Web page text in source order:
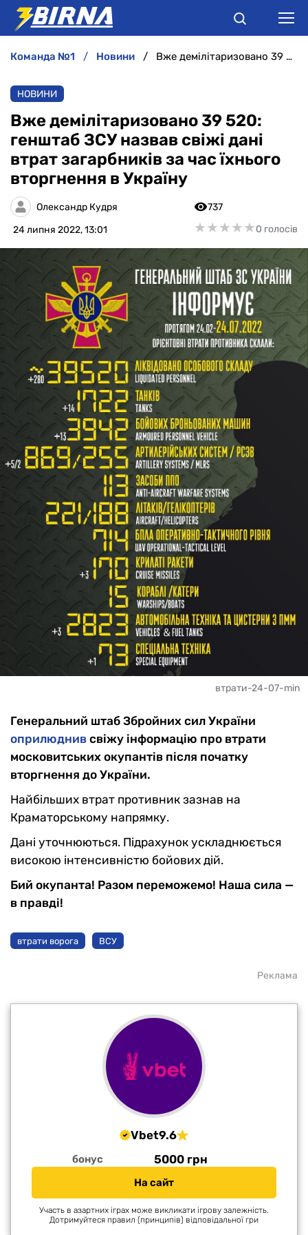
АНАЛІТИКА
ІНТЕРВ'Ю
РІЗНЕ
БУКМЕКЕРИ
команда №1 новини Вже демілітаризовано 39 520: генштаб ЗСУ назвав свіжі дані втрат загарбників за час їхнього вторгнення в Україну
НОВИНИ
Вже демілітаризовано 39 520:
генштаб ЗСУ назвав свіжі дані
втрат загарбників за час їхнього
вторгнення в Україну
Олександр Кудря
24 липня 2022, 13:01
737
★★★★★
★★★★★0 голосів
втрати-24-07-min
Генеральний штаб Збройних сил України
оприлюднив свіжу інформацію про втрати
московитських окупантів після початку
вторгнення до України.
Найбільших втрат противник зазнав на
Краматорському напрямку.
Дані уточнюються. Підрахунок ускладнюється
високою інтенсивністю бойових дій.
Бий окупанта! Разом переможемо! Наша сила —
в правді!
втрати ворога ВСУ
Реклама
Vbet9.6
бонус 5000 грн
На сайт
Участь в азартних іграх може викликати ігрову залежність.
Дотримуйтеся правил (принципів) відповідальної гри